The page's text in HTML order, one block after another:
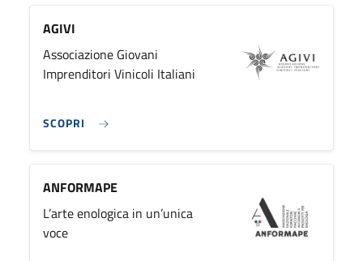
AGIVI
Associazione Giovani
Imprenditori Vinicoli Italiani
SCOPRI
ANFORMAPE
L’arte enologica in un’unica
voce